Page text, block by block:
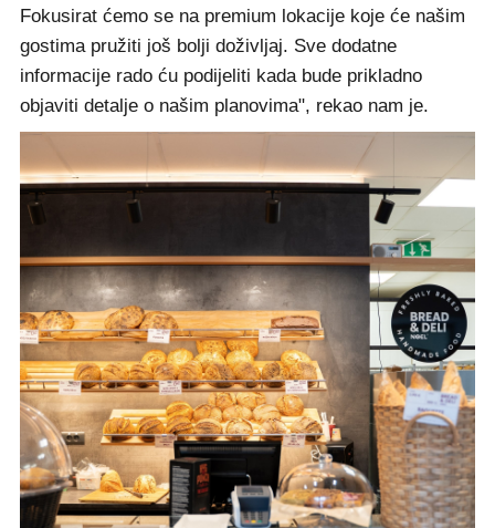
Fokusirat ćemo se na premium lokacije koje će našim
gostima pružiti još bolji doživljaj. Sve dodatne
informacije rado ću podijeliti kada bude prikladno
objaviti detalje o našim planovima", rekao nam je.